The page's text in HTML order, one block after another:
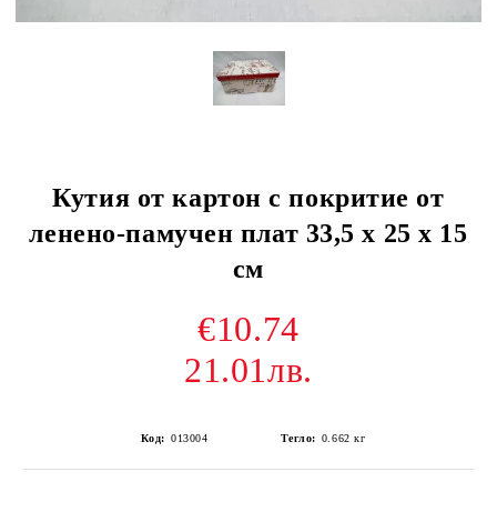
Кутия от картон с покритие от
ленено-памучен плат 33,5 х 25 х 15
см
€10.74
21.01лв.
Код: 013004 Тегло: 0.662 кг